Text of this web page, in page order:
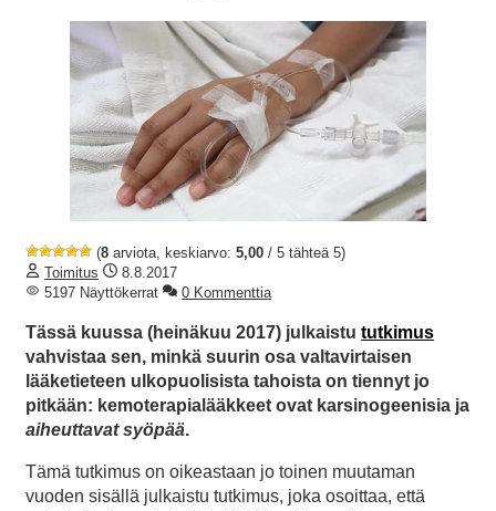
(8 arviota, keskiarvo: 5,00 / 5 tähteä 5)
Toimitus
8.8.2017
5197 Näyttökerrat
0 Kommenttia
Tässä kuussa (heinäkuu 2017) julkaistu tutkimus
vahvistaa sen, minkä suurin osa valtavirtaisen
lääketieteen ulkopuolisista tahoista on tiennyt jo
pitkään: kemoterapialääkkeet ovat karsinogeenisia ja
aiheuttavat syöpää.
Tämä tutkimus on oikeastaan jo toinen muutaman
vuoden sisällä julkaistu tutkimus, joka osoittaa, että